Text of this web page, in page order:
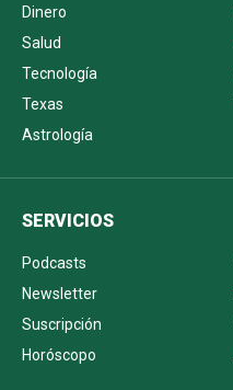
Dinero
Salud
Tecnología
Texas
Astrología
SERVICIOS
Podcasts
Newsletter
Suscripción
Horóscopo